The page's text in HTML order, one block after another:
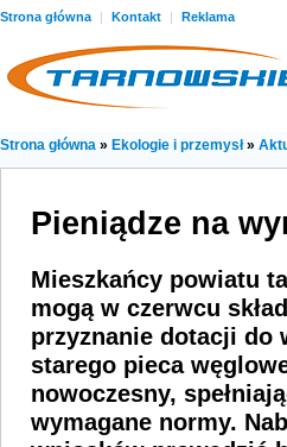
Strona główna | Kontakt | Reklama
Strona główna » Ekologie i przemysł»
Pieniądze na
Mieszkańcy powiatu
mogą w czerwcu
przyznanie dotacji do
starego pieca
nowoczesny,
wymagane normy.